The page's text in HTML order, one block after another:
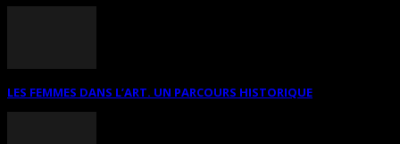
LES FEMMES DANS L’ART. UN PARCOURS HISTORIQUE